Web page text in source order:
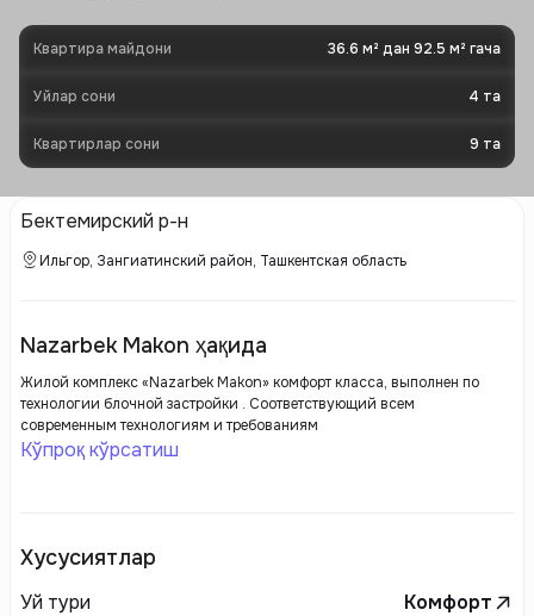
Квартира майдони 36.6 м² дан 92.5 м² гача
Уйлар сони 4 та
Квартирлар сони 9 та
Бектемирский р-н
Ильгор, Зангиатинский район, Ташкентская область
Nazarbek Makon ҳақида
Жилой комплекс «Nazarbek Makon» комфорт класса, выполнен по
технологии блочной застройки . Соответствующий всем
современным технологиям и требованиям
Кўпроқ кўрсатиш
Хусусиятлар
Уй тури
Комфорт